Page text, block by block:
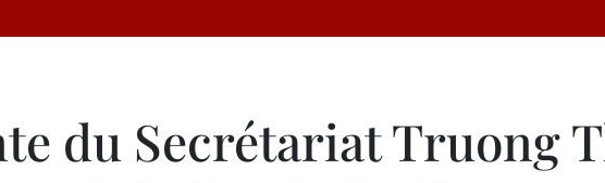
du Secrétariat Truong